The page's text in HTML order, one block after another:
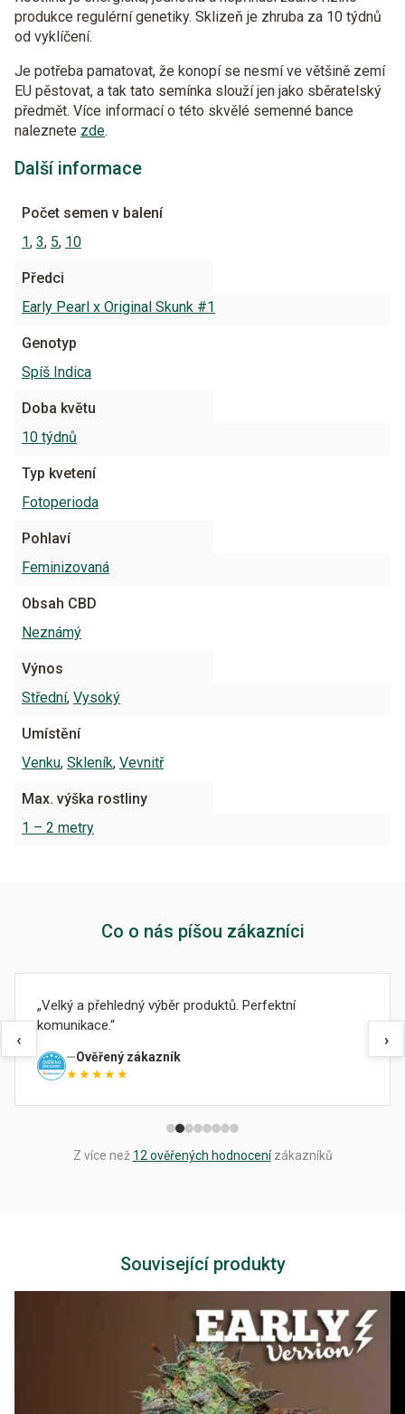
produkce regulérní genetiky. Sklizeň je zhruba za 10 týdnů
od vyklíčení.
Je potřeba pamatovat, že konopí se nesmí ve většině zemí
EU pěstovat, a tak tato semínka slouží jen jako sběratelský
předmět. Více informací o této skvělé semenné bance
naleznete zde.
Další informace
Počet semen v balení
1, 3, 5, 10
Předci
Early Pearl x Original Skunk #1
Genotyp
Spíš Indica
Doba květu
10 týdnů
Typ kvetení
Fotoperioda
Pohlaví
Feminizovaná
Obsah CBD
Neznámý
Výnos
Střední, Vysoký
Umístění
Venku, Skleník, Vevnitř
Max. výška rostliny
1 – 2 metry
Co o nás píšou zákazníci
‹
Velký a přehledný výběr produktů. Perfektní
komunikace.
Ověřený zákazník
★★★★★
›
Z více než 12 ověřených hodnocenízákazníků
Související produkty